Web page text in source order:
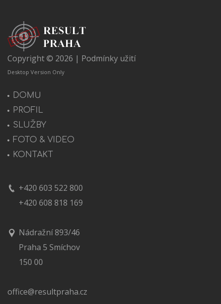
Copyright © 2026 | Podmínky užití
Desktop Version Only
DOMŮ
PROFIL
SLUŽBY
FOTO & VIDEO
KONTAKT
+420 603 522 800
+420 608 818 169
Nádražní 893/46
Praha 5 Smíchov
150 00
office@resultpraha.cz